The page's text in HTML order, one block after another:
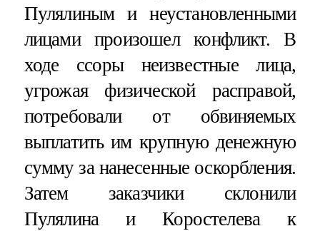
Пулялиным и неустановленными
лицами произошел конфликт. В
ходе ссоры неизвестные лица,
угрожая физической расправой,
потребовали от обвиняемых
выплатить им крупную денежную
сумму за нанесенные оскорбления.
Затем заказчики склонили
Пулялина и Коростелева к